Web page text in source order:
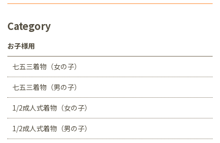
Category
お子様用
七五三着物（女の子）
七五三着物（男の子）
1/2成人式着物（女の子）
1/2成人式着物（男の子）